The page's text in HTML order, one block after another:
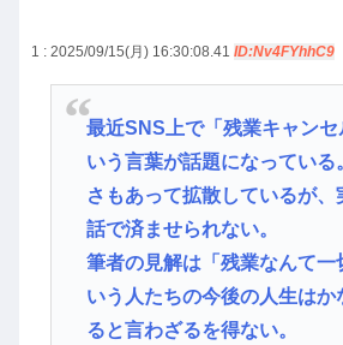
1 : 2025/09/15(月) 16:30:08.41 ID:Nv4FYhhC9
最近SNS上で「残業キャンセ
いう言葉が話題になっている
さもあって拡散しているが、
話で済ませられない。
筆者の見解は「残業なんて一
いう人たちの今後の人生はか
ると言わざるを得ない。